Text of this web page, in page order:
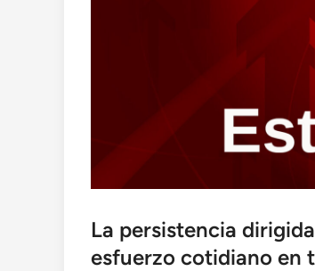
La persistencia
esfuerzo cotidiano en